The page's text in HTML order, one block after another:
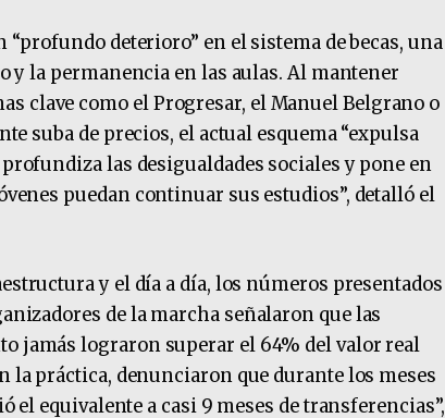
deterioro” en el sistema de becas, una
la permanencia en las aulas. Al mantener
clave como el Progresar, el Manuel Belgrano o
suba de precios, el actual esquema “expulsa
las desigualdades sociales y pone en
puedan continuar sus estudios”, detalló el
y el día a día, los números presentados
de la marcha señalaron que las
jamás lograron superar el 64% del valor real
la práctica, denunciaron que durante los meses
el equivalente a casi 9 meses de transferencias”,